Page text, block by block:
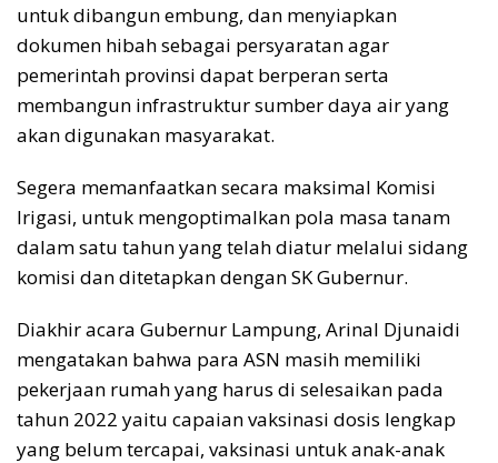
untuk dibangun embung, dan menyiapkan
dokumen hibah sebagai persyaratan agar
pemerintah provinsi dapat berperan serta
membangun infrastruktur sumber daya air yang
akan digunakan masyarakat.
Segera memanfaatkan secara maksimal Komisi
Irigasi, untuk mengoptimalkan pola masa tanam
dalam satu tahun yang telah diatur melalui sidang
komisi dan ditetapkan dengan SK Gubernur.
Diakhir acara Gubernur Lampung, Arinal Djunaidi
mengatakan bahwa para ASN masih memiliki
pekerjaan rumah yang harus di selesaikan pada
tahun 2022 yaitu capaian vaksinasi dosis lengkap
yang belum tercapai, vaksinasi untuk anak-anak